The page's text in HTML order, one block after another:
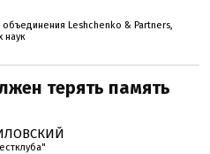
объединения Leshchenko & Partners,
наук
терять память